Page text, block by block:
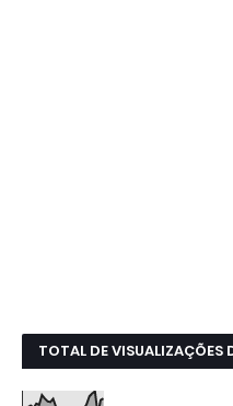
TOTAL DE VISUALIZAÇÕES